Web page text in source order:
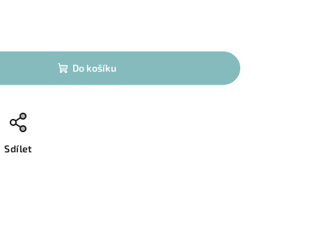
Do košíku
Sdílet